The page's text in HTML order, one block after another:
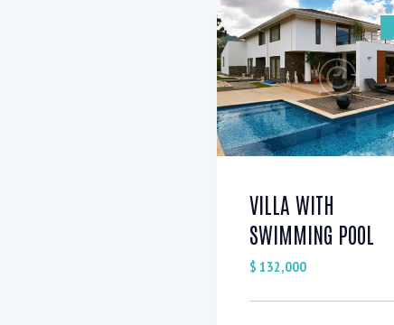
Refrigerator (3)
VILLA WITH
SWIMMING POOL
$ 132,000